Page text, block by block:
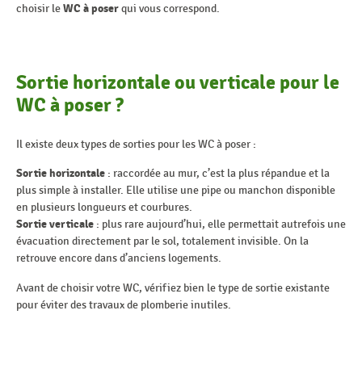
choisir leWC à poserqui vous correspond.
Sortie horizontale ou verticale pour le
WC à poser ?
Il existe deux types de sorties pour les WC à poser :
Sortie horizontale : raccordée au mur, c’est la plus répandue et la
plus simple à installer. Elle utilise une pipe ou manchon disponible
en plusieurs longueurs et courbures.
Sortie verticale : plus rare aujourd’hui, elle permettait autrefois une
évacuation directement par le sol, totalement invisible. On la
retrouve encore dans d’anciens logements.
Avant de choisir votre WC, vérifiez bien le type de sortie existante
pour éviter des travaux de plomberie inutiles.